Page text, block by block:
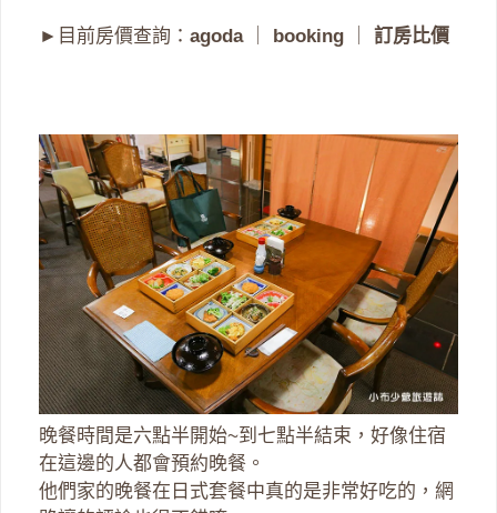
►目前房價查詢： agoda｜ booking 訂房比價
晚餐時間是六點半開始~到七點半結束，好像住宿
在這邊的人都會預約晚餐。
他們家的晚餐在日式套餐中真的是非常好吃的，網